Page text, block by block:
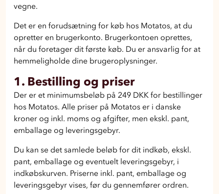
vegne.
Det er en forudsætning for køb hos Motatos, at du
opretter en brugerkonto. Brugerkontoen oprettes,
når du foretager dit første køb. Du er ansvarlig for at
hemmeligholde dine brugeroplysninger.
1. Bestilling og priser
Der er et minimumsbeløb på 249 DKK for bestillinger
hos Motatos. Alle priser på Motatos er i danske
kroner og inkl. moms og afgifter, men ekskl. pant,
emballage og leveringsgebyr.
Du kan se det samlede beløb for dit indkøb, ekskl.
pant, emballage og eventuelt leveringsgebyr, i
indkøbskurven. Priserne inkl. pant, emballage og
leveringsgebyr vises, før du gennemfører ordren.